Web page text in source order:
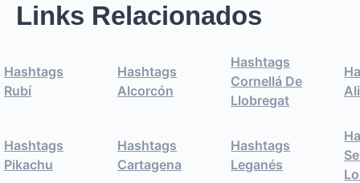
Links Relacionados
Hashtags
Rubí
Hashtags
Alcorcón
Hashtags
Cornellá De
Llobregat
Hashtags
Pikachu
Hashtags
Cartagena
Hashtags
Leganés